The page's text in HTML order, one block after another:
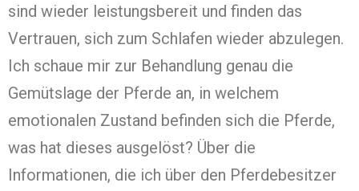
sind wieder leistungsbereit und finden das
Vertrauen, sich zum Schlafen wieder abzulegen.
Ich schaue mir zur Behandlung genau die
Gemütslage der Pferde an, in welchem
emotionalen Zustand befinden sich die Pferde,
was hat dieses ausgelöst? Über die
Informationen, die ich über den Pferdebesitzer